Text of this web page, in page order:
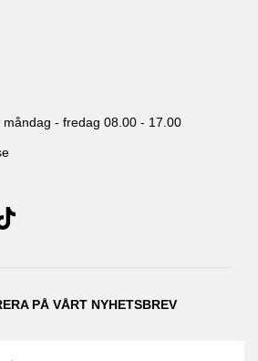
måndag - fredag 08.00 - 17.00
PÅ VÅRT NYHETSBREV